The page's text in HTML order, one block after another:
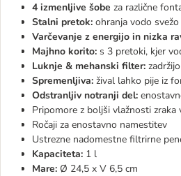
4 izmenljive šobe za različne
Stalni pretok: ohranja vodo
Varčevanje z energijo in nizka
Majhno korito: s 3 pretoki, kjer
Luknje & mehanski filter:
Spremenljiva: žival lahko pije iz
Odstranljiv notranji del:
Pripomore z boljši vlažnosti zraka
Ročaji za enostavno namestitev
Ustrezne nadomestne filtrirne
Kapaciteta: 1 l
Mare: Ø 24,5 x V 6,5 cm